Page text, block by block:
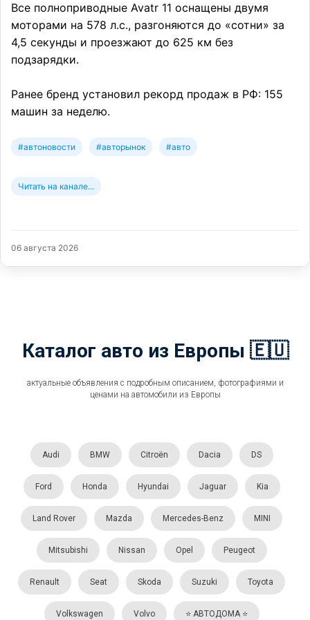
Все полноприводные Avatr 11 оснащены двумя
моторами на 578 л.с., разгоняются до «сотни» за
4,5 секунды и проезжают до 625 км без
подзарядки.
Ранее бренд установил рекорд продаж в РФ: 155
машин за неделю.
#автоновости #авторынок #авто
Читать на канале...
06 августа 2026
Каталог авто из Европы 🇪🇺
актуальные объявления с подробным описанием, фотографиями и
ценами на автомобили из Европы
Audi BMW Citroën Dacia DS
Ford Honda Hyundai Jaguar Kia
Land Rover Mazda Mercedes-Benz MINI
Mitsubishi Nissan Opel Peugeot
Renault Seat Skoda Suzuki Toyota
Volkswagen Volvo ⭐️ АВТОДОМА ⭐️